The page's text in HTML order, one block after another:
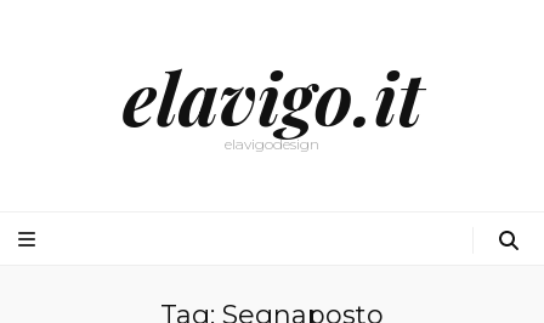
elavigo.it
elavigodesign
Tag: Segnaposto